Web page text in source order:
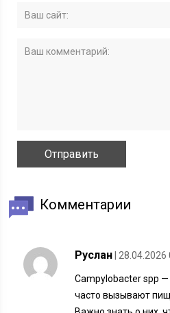
Комментарии
Руслан |
Campylobacter spp —
часто вызывают